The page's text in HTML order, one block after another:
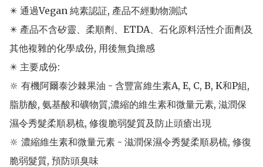
✴️ 通過Vegan 純素認証, 產品不經動物測試
✴️ 產品不含矽靈、柔順劑、ETDA、石化原料活性介面劑及
其他複雜的化學成份, 用後無負擔感
✴️ 主要成份:
🔆 有機阿爾泰沙棘果油 - 含豐富維生素A, E, C, B, K和P組,
脂肪酸, 氨基酸和礦物質,濃縮的維生素和微量元素, 滋潤保
濕令秀髮柔順易梳, 修復脆弱髮質及防止頭瘡出現
🔆 濃縮維生素和微量元素 - 滋潤保濕令秀髮柔順易梳, 修復
脆弱髮質, 預防頭臭味